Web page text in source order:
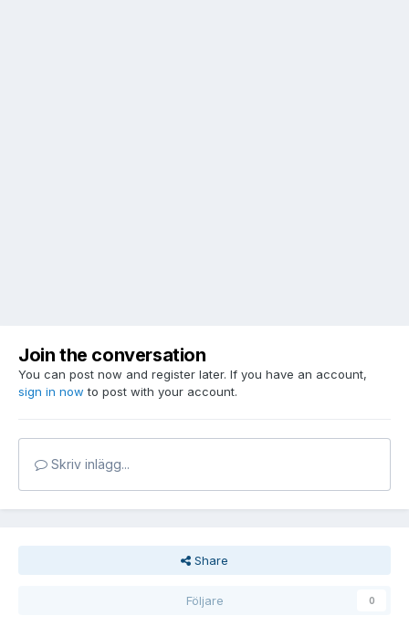
Join the conversation
You can post now and register later. If you have an account,
sign in now to post with your account.
Skriv inlägg...
Share
Följare 0